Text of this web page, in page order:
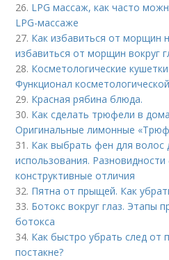
26. LPG массаж, как часто
LPG-массаже
27. Как избавиться от морщин
избавиться от морщин вокруг
28. Косметологические
Функционал
29. Красная рябина блюда.
30. Как сделать трюфели в
Оригинальные лимонные
31. Как выбрать фен для волос
использования.
конструктивные отличия
32. Пятна от прыщей. Как
33. Ботокс вокруг глаз. Этапы
ботокса
34. Как быстро убрать след от
постакне?